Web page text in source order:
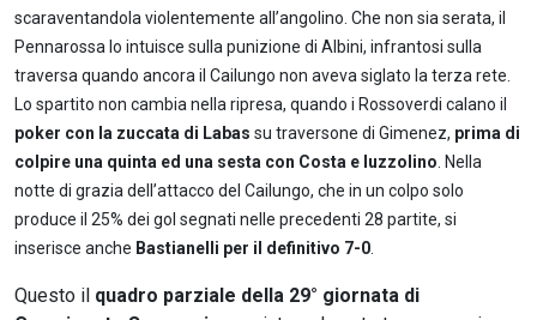
scaraventandola violentemente all’angolino. Che non sia serata, il
Pennarossa lo intuisce sulla punizione di Albini, infrantosi sulla
traversa quando ancora il Cailungo non aveva siglato la terza rete.
Lo spartito non cambia nella ripresa, quando i Rossoverdi calano il
poker con la zuccata di Labas su traversone di Gimenez, prima di
colpire una quinta ed una sesta con Costa e Iuzzolino . Nella
notte di grazia dell’attacco del Cailungo, che in un colpo solo
produce il 25% dei gol segnati nelle precedenti 28 partite, si
inserisce anche Bastianelli per il definitivo 7-0
Questo il quadro parziale della 29° giornata di